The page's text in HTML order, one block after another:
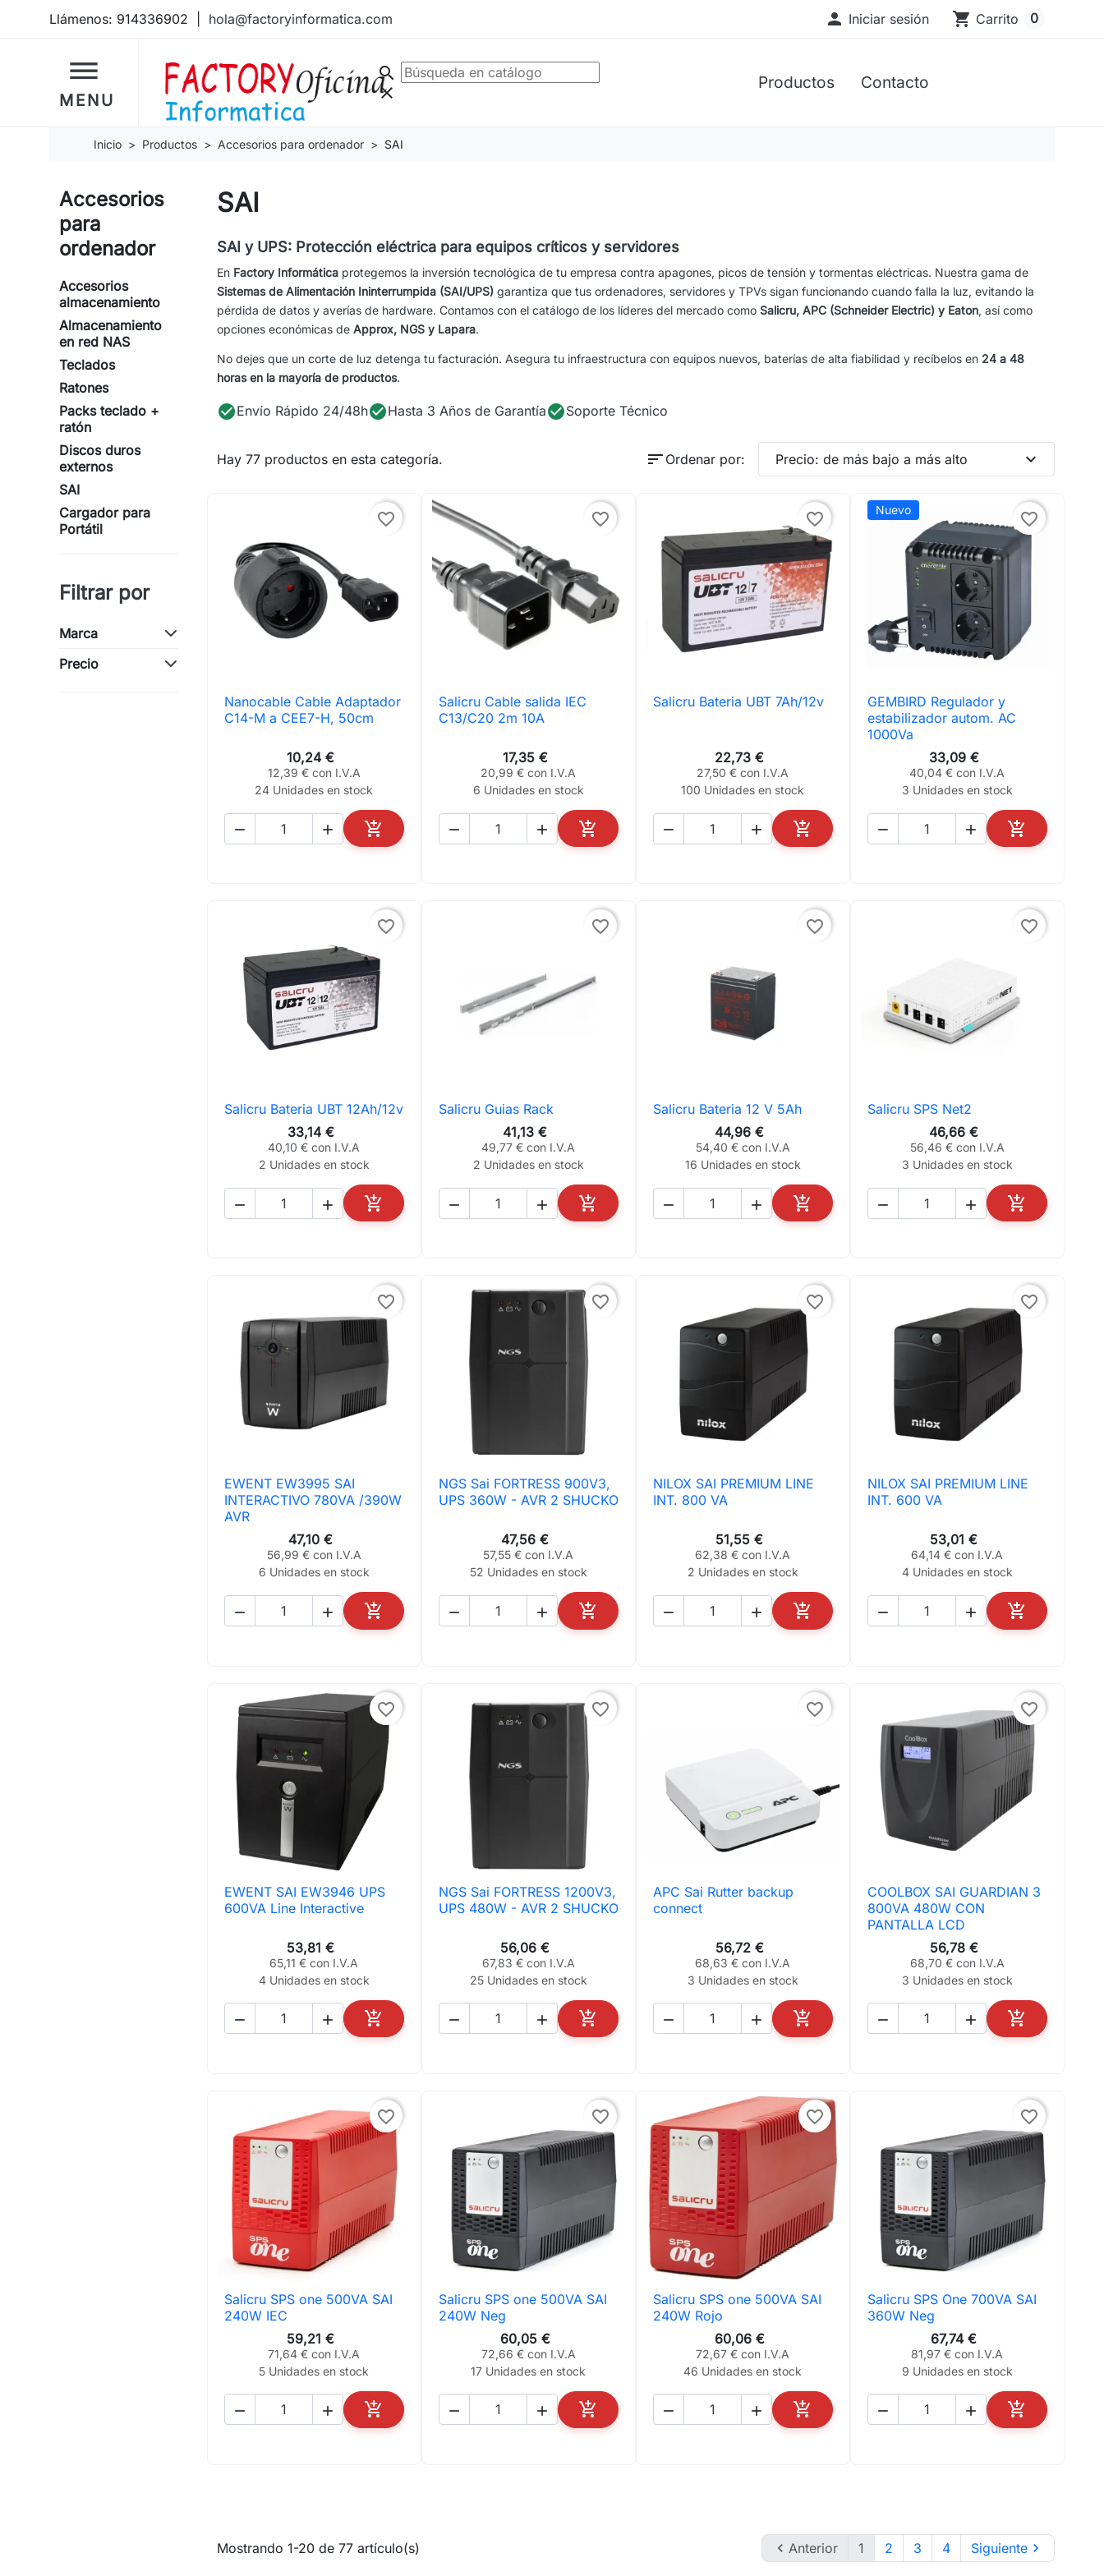
Llámenos: 914336902 hola@factoryinformatica.com  Iniciar sesión shopping_cart Carrito 0
dehaze
MENU
Productos Contacto
search
clear
Inicio Productos Accesorios para ordenador SAI
Accesorios
para
ordenador
Accesorios
almacenamiento
Almacenamiento
en red NAS
Teclados
Ratones
Packs teclado +
ratón
Discos duros
externos
SAI
Cargador para
Portátil
Filtrar por
Marca
Precio
SAI
SAI y UPS: Protección eléctrica para equipos críticos y servidores
En Factory Informática protegemos la inversión tecnológica de tu empresa contra apagones, picos de tensión y tormentas eléctricas. Nuestra gama de
Sistemas de Alimentación Ininterrumpida (SAI/UPS) garantiza que tus ordenadores, servidores y TPVs sigan funcionando cuando falla la luz, evitando la
pérdida de datos y averías de hardware. Contamos con el catálogo de los líderes del mercado como Salicru, APC (Schneider Electric) y Eaton, así como
opciones económicas de Approx, NGS y Lapara.
No dejes que un corte de luz detenga tu facturación. Asegura tu infraestructura con equipos nuevos, baterías de alta fiabilidad y recíbelos en 24 a 48
horas en la mayoría de productos.
check_circleEnvío Rápido 24/48hcheck_circleHasta 3 Años de Garantíacheck_circleSoporte Técnico
Hay 77 productos en esta categoría. sort Ordenar por: Precio: de más bajo a más alto expand_more
favorite_border
 Vista rápida
Nanocable Cable Adaptador
C14-M a CEE7-H, 50cm
10,24 €
12,39 € con I.V.A
24 Unidades en stock
  
AÑADIR AL CARRITO
favorite_border
 Vista rápida
Salicru Cable salida IEC
C13/C20 2m 10A
17,35 €
20,99 € con I.V.A
6 Unidades en stock
  
AÑADIR AL CARRITO
favorite_border
 Vista rápida
Salicru Bateria UBT 7Ah/12v
22,73 €
27,50 € con I.V.A
100 Unidades en stock
  
AÑADIR AL CARRITO
Nuevo favorite_border
 Vista rápida
GEMBIRD Regulador y
estabilizador autom. AC
1000Va
33,09 €
40,04 € con I.V.A
3 Unidades en stock
  
AÑADIR AL
favorite_border
 Vista rápida
Salicru Bateria UBT 12Ah/12v
33,14 €
40,10 € con I.V.A
2 Unidades en stock
  
AÑADIR AL CARRITO
favorite_border
 Vista rápida
Salicru Guias Rack
41,13 €
49,77 € con I.V.A
2 Unidades en stock
  
AÑADIR AL CARRITO
favorite_border
 Vista rápida
Salicru Bateria 12 V 5Ah
44,96 €
54,40 € con I.V.A
16 Unidades en stock
  
AÑADIR AL CARRITO
favorite_border
 Vista rápida
Salicru SPS Net2
46,66 €
56,46 € con I.V.A
3 Unidades en stock
  
AÑADIR AL
favorite_border
 Vista rápida
EWENT EW3995 SAI
INTERACTIVO 780VA /390W
AVR
47,10 €
56,99 € con I.V.A
6 Unidades en stock
  
AÑADIR AL CARRITO
favorite_border
 Vista rápida
NGS Sai FORTRESS 900V3,
UPS 360W - AVR 2 SHUCKO
47,56 €
57,55 € con I.V.A
52 Unidades en stock
  
AÑADIR AL CARRITO
favorite_border
 Vista rápida
NILOX SAI PREMIUM LINE
INT. 800 VA
51,55 €
62,38 € con I.V.A
2 Unidades en stock
  
AÑADIR AL CARRITO
favorite_border
 Vista rápida
NILOX SAI PREMIUM LINE
INT. 600 VA
53,01 €
64,14 € con I.V.A
4 Unidades en stock
  
AÑADIR AL
favorite_border
 Vista rápida
EWENT SAI EW3946 UPS
600VA Line Interactive
53,81 €
65,11 € con I.V.A
4 Unidades en stock
  
AÑADIR AL CARRITO
favorite_border
 Vista rápida
NGS Sai FORTRESS 1200V3,
UPS 480W - AVR 2 SHUCKO
56,06 €
67,83 € con I.V.A
25 Unidades en stock
  
AÑADIR AL CARRITO
favorite_border
 Vista rápida
APC Sai Rutter backup
connect
56,72 €
68,63 € con I.V.A
3 Unidades en stock
  
AÑADIR AL CARRITO
favorite_border
 Vista rápida
COOLBOX SAI GUARDIAN 3
800VA 480W CON
PANTALLA LCD
56,78 €
68,70 € con I.V.A
3 Unidades en stock
  
AÑADIR AL
favorite_border
 Vista rápida
Salicru SPS one 500VA SAI
240W IEC
59,21 €
71,64 € con I.V.A
5 Unidades en stock
  
AÑADIR AL CARRITO
favorite_border
 Vista rápida
Salicru SPS one 500VA SAI
240W Neg
60,05 €
72,66 € con I.V.A
17 Unidades en stock
  
AÑADIR AL CARRITO
favorite_border
 Vista rápida
Salicru SPS one 500VA SAI
240W Rojo
60,06 €
72,67 € con I.V.A
46 Unidades en stock
  
AÑADIR AL CARRITO
favorite_border
 Vista rápida
Salicru SPS One 700VA SAI
360W Neg
67,74 €
81,97 € con I.V.A
9 Unidades en stock
  
AÑADIR AL
Mostrando 1-20 de 77 artículo(s)  Anterior 1 2 3 4 Siguiente